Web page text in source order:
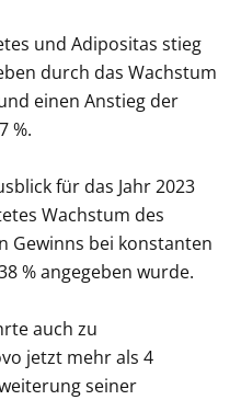
und Adipositas stieg
durch das Wachstum
einen Anstieg der
%.
für das Jahr 2023
Wachstum des
Gewinns bei konstanten
% angegeben wurde.
auch zu
jetzt mehr als 4
seiner